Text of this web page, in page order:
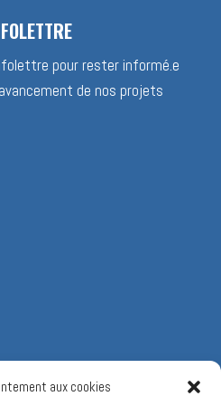
aux cookies
pour rester informé.e
de nos projets